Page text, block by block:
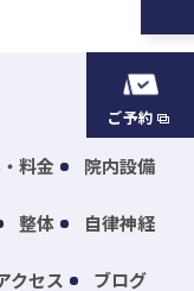
ご予約
料金 院内設備
整体 自律神経
クセス ブログ